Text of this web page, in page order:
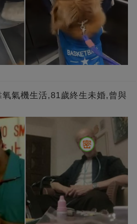
氣機生活,81歲終生未婚,曾與